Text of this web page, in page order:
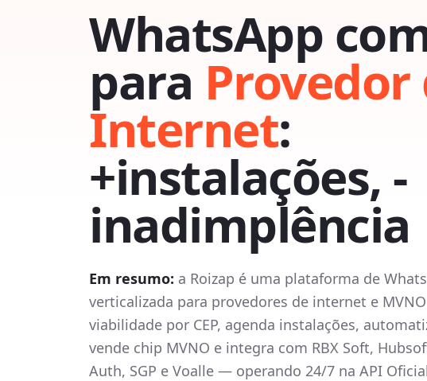
WhatsApp
para Provedor
Internet:
+instalações, -
inadimplência
Em resumo: a Roizap é uma plataforma de
verticalizada para provedores de internet e
viabilidade por CEP, agenda instalações,
vende chip MVNO e integra com RBX Soft,
Auth, SGP e Voalle — operando 24/7 na API